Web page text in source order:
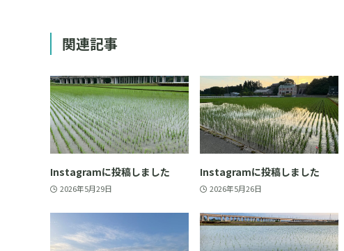
関連記事
Instagramに投稿しました
2026年5月29日
Instagramに投稿しました
2026年5月26日